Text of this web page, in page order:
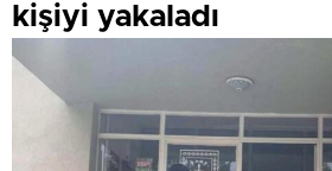
kişiyi yakaladı